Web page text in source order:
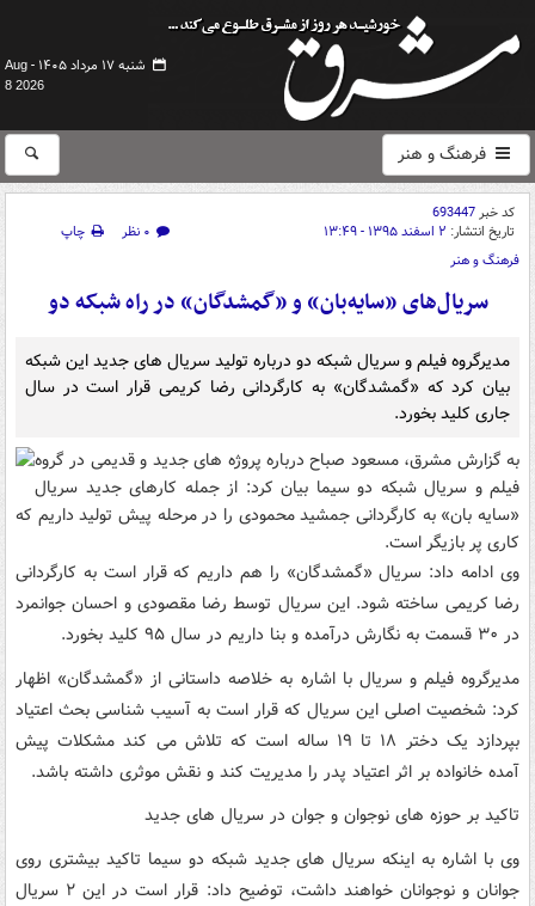
شنبه ۱۷ مرداد ۱۴۰۵ -
Aug
8 2026
فرهنگ و هنر
کد خبر693447
تاریخ انتشار: ۲ اسفند ۱۳۹۵ - ۱۳:۴۹ ۰ نظر
چاپ
فرهنگ و هنر
سریال‌های «سایه‌بان» و «گمشدگان» در راه شبکه دو
مدیرگروه فیلم و سریال شبکه دو درباره تولید سریال های جدید این شبکه
بیان کرد که «گمشدگان» به کارگردانی رضا کریمی قرار است در سال
جاری کلید بخورد.
به گزارش مشرق، مسعود صباح درباره پروژه های جدید و قدیمی در گروه
فیلم و سریال شبکه دو سیما بیان کرد: از جمله کارهای جدید سریال
«سایه بان» به کارگردانی جمشید محمودی را در مرحله پیش تولید داریم که
کاری پر بازیگر است.
وی ادامه داد: سریال «گمشدگان» را هم داریم که قرار است به کارگردانی
رضا کریمی ساخته شود. این سریال توسط رضا مقصودی و احسان جوانمرد
در ۳۰ قسمت به نگارش درآمده و بنا داریم در سال ۹۵ کلید بخورد.
مدیرگروه فیلم و سریال با اشاره به خلاصه داستانی از «گمشدگان» اظهار
کرد: شخصیت اصلی این سریال که قرار است به آسیب شناسی بحث اعتیاد
بپردازد یک دختر ۱۸ تا ۱۹ ساله است که تلاش می کند مشکلات پیش
آمده خانواده بر اثر اعتیاد پدر را مدیریت کند و نقش موثری داشته باشد.
تاکید بر حوزه های نوجوان و جوان در سریال های جدید
وی با اشاره به اینکه سریال های جدید شبکه دو سیما تاکید بیشتری روی
جوانان و نوجوانان خواهند داشت، توضیح داد: قرار است در این ۲ سریال